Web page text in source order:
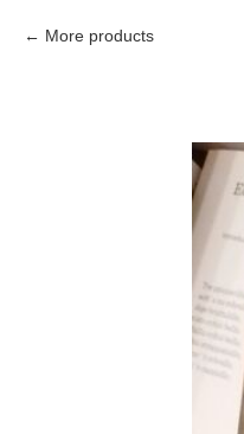
More products